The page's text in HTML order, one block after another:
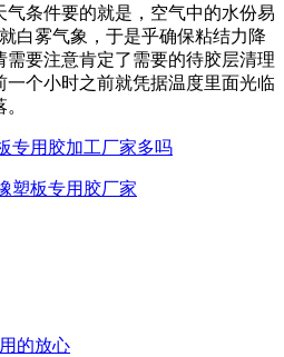
条件要的就是，空气中的水份易
白雾气象，于是乎确保粘结力降
要注意肯定了需要的待胶层清理
个小时之前就凭据温度里面光临
专用胶加工厂家多吗
塑板专用胶厂家
的放心